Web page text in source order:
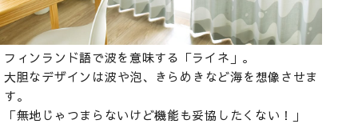
フィンランド語で波を意味する「ライネ」。
大胆なデザインは波や泡、きらめきなど海を想像させま
す。
「無地じゃつまらないけど機能も妥協したくない！」